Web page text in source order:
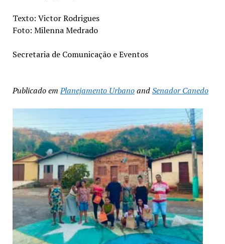
Texto: Victor Rodrigues
Foto: Milenna Medrado
Secretaria de Comunicação e Eventos
Publicado em Planejamento UrbanoandSenador Canedo